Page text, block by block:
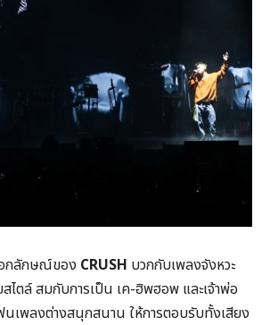
อกลักษณ์ของ CRUSH บวกกับเพลงจังหวะ
ไตล์ สมกับการเป็น เค-ฮิพฮอพ และเจ้าพ่อ
นเพลงต่างสนุกสนาน ให้การตอบรับทั้งเสียง